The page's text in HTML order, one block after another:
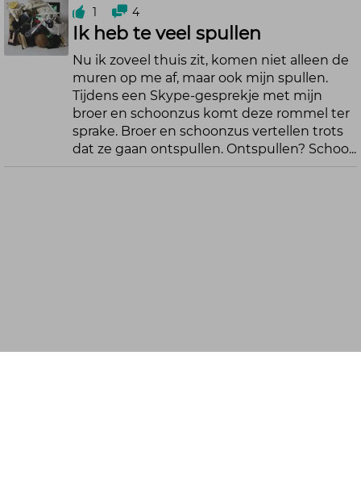
1 4
Ik heb te veel spullen
Nu ik zoveel thuis zit, komen niet alleen de
muren op me af, maar ook mijn spullen.
Tijdens een Skype-gesprekje met mijn
broer en schoonzus komt deze rommel ter
sprake. Broer en schoonzus vertellen trots
dat ze gaan ontspullen. Ontspullen? Schoo...